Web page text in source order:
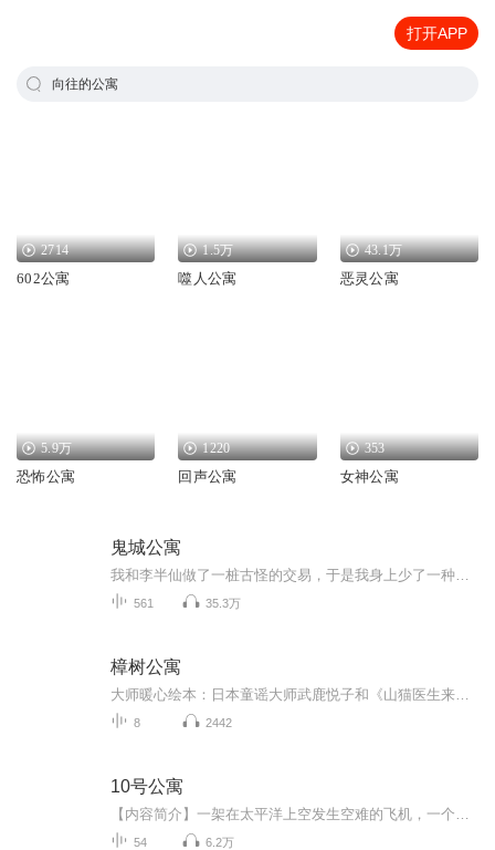
打开APP
向往的公寓
2714
602公寓
1.5万
噬人公寓
43.1万
恶灵公寓
5.9万
恐怖公寓
1220
回声公寓
353
女神公寓
鬼城公寓
561 35.3万
樟树公寓
8 2442
10号公寓
54 6.2万